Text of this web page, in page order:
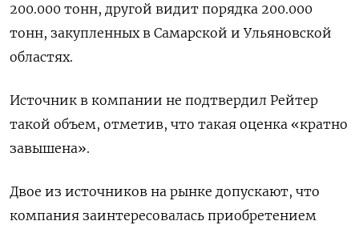
200.000 тонн, другой видит порядка 200.000
тонн, закупленных в Самарской и Ульяновской
областях.
Источник в компании не подтвердил Рейтер
такой объем, отметив, что такая оценка «кратно
завышена».
Двое из источников на рынке допускают, что
компания заинтересовалась приобретением